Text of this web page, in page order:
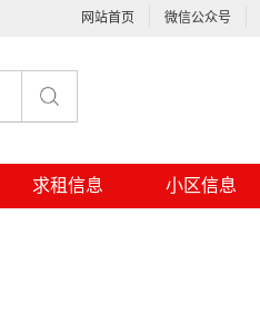
网站首页 微信公众号
求租信息 小区信息